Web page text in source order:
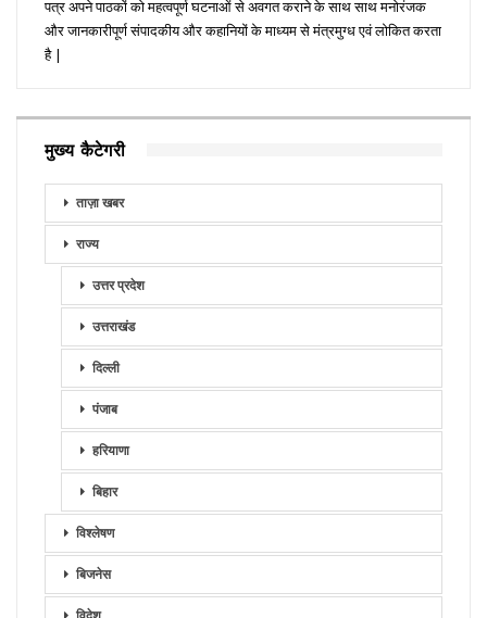
पत्र अपने पाठकों को महत्वपूर्ण घटनाओं से अवगत कराने के साथ साथ मनोरंजक
और जानकारीपूर्ण संपादकीय और कहानियों के माध्यम से मंत्रमुग्ध एवं लोकित करता
है |
मुख्य कैटेगरी
ताज़ा खबर
राज्य
उत्तर प्रदेश
उत्तराखंड
दिल्ली
पंजाब
हरियाणा
बिहार
विश्लेषण
बिजनेस